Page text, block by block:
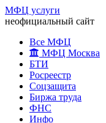
МФЦ услуги
неофициальный сайт
Все МФЦ
МФЦ Москва
БТИ
Росреестр
Соцзащита
Биржа труда
ФНС
Инфо